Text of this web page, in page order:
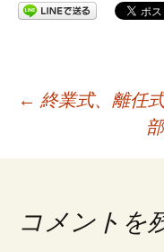
投
稿
ナ
← 終業式、離任
コメントを